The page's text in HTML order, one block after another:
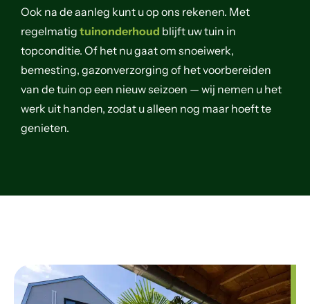
Ook na de aanleg kunt u op ons rekenen. Met
regelmatig tuinonderhoud blijft uw tuin in
topconditie. Of het nu gaat om snoeiwerk,
bemesting, gazonverzorging of het voorbereiden
van de tuin op een nieuw seizoen — wij nemen u het
werk uit handen, zodat u alleen nog maar hoeft te
genieten.